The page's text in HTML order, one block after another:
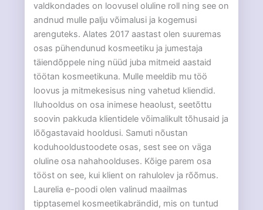
valdkondades on loovusel oluline roll ning see on
andnud mulle palju võimalusi ja kogemusi
arenguteks. Alates 2017 aastast olen suuremas
osas pühendunud kosmeetiku ja jumestaja
täiendõppele ning nüüd juba mitmeid aastaid
töötan kosmeetikuna. Mulle meeldib mu töö
loovus ja mitmekesisus ning vahetud kliendid.
Iluhooldus on osa inimese heaolust, seetõttu
soovin pakkuda klientidele võimalikult tõhusaid ja
lõõgastavaid hooldusi. Samuti nõustan
koduhooldustoodete osas, sest see on väga
oluline osa nahahoolduses. Kõige parem osa
tööst on see, kui klient on rahulolev ja rõõmus.
Laurelia e-poodi olen valinud maailmas
tipptasemel kosmeetikabrändid, mis on tuntud